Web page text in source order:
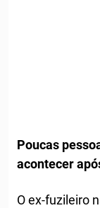
Poucas
acontecer
O ex-fuzileiro